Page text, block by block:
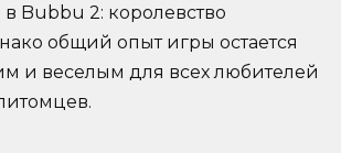
Bubbu 2: королевство
общий опыт игры остается
и веселым для всех любителей